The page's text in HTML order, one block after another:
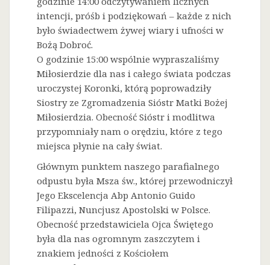
intencji, próśb i podziękowań – każde z nich
było świadectwem żywej wiary i ufności w
Bożą Dobroć.
O godzinie 15:00 wspólnie wypraszaliśmy
Miłosierdzie dla nas i całego świata podczas
uroczystej Koronki, którą poprowadziły
Siostry ze Zgromadzenia Sióstr Matki Bożej
Miłosierdzia. Obecność Sióstr i modlitwa
przypomniały nam o orędziu, które z tego
miejsca płynie na cały świat.
Głównym punktem naszego parafialnego
odpustu była Msza św., której przewodniczył
Jego Ekscelencja Abp Antonio Guido
Filipazzi, Nuncjusz Apostolski w Polsce.
Obecność przedstawiciela Ojca Świętego
była dla nas ogromnym zaszczytem i
znakiem jedności z Kościołem